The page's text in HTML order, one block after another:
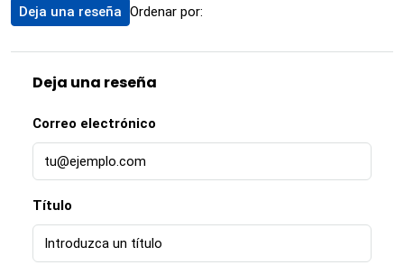
Ordenar por:
Deja una reseña
Deja una reseña
Correo electrónico
Título